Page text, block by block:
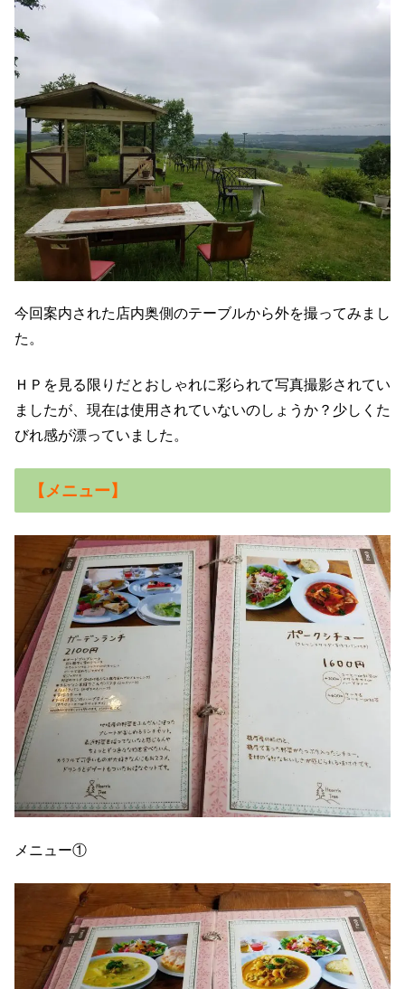
今回案内された店内奥側のテーブルから外を撮ってみまし
た。
ＨＰを見る限りだとおしゃれに彩られて写真撮影されてい
ましたが、現在は使用されていないのしょうか？少しくた
びれ感が漂っていました。
【メニュー】
メニュー①